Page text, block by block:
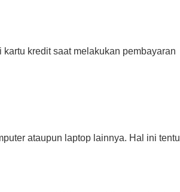
kredit saat melakukan pembayaran
ataupun laptop lainnya. Hal ini tentu